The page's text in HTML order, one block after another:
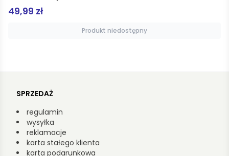
39,90 zł
Produkt niedostępny
SPRZEDAŻ
regulamin
wysyłka
reklamacje
karta stałego klienta
karta podarunkowa